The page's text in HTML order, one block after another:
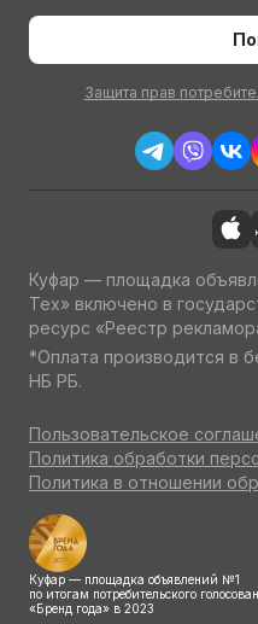
Защита прав
Куфар — площадка
Тех» включено в
ресурс «Реестр
*Оплата производится в
НБ РБ.
Пользовательское
Политика обработки
Политика в отношении
Куфар — площадка объявлений №1
по итогам потребительского
«Бренд года» в 2023